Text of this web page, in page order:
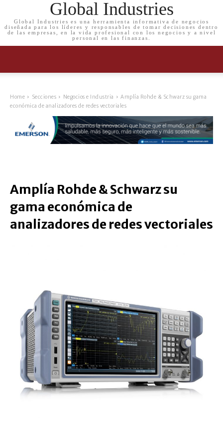
Global Industries
Global Industries es una herramienta informativa de negocios
diseñada para los líderes y responsables de tomar decisiones dentro
de las empresas, en la vida profesional con los negocios y a nivel
personal en las finanzas.
Home Secciones Negocios e Industria
Amplía Rohde & Schwarz su gama
económica de analizadores de redes vectoriales
Amplía Rohde & Schwarz su
gama económica de
analizadores de redes vectoriales